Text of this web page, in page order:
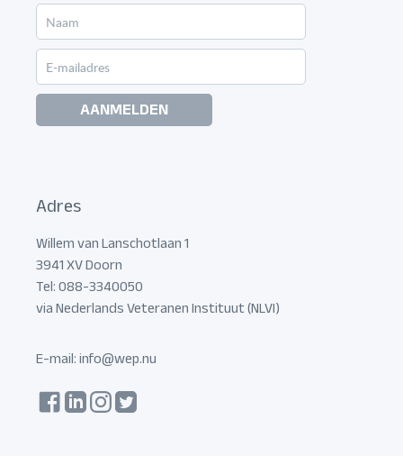
AANMELDEN
Adres
Willem van Lanschotlaan 1
3941 XV Doorn
Tel: 088-3340050
via Nederlands Veteranen Instituut (NLVI)
E-mail:info@wep.nu